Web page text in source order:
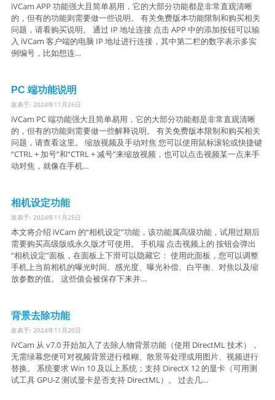
iVCam APP 功能强大且简单易用，它的大部分功能都是非常直观清晰
的，但有的功能则需要做一些说明。 有关免费版本功能限制和购买相关
问题，请看购买说明。 通过 IP 地址连接 点击 APP 中的添加按钮可以输
入 iVCam 客户端的电脑 IP 地址进行连接，其中第二栏的数字表示多实
例编号，比如想连…
PC 端功能说明
发表于: 2024年11月26日
iVCam PC 端功能强大且简单易用，它的大部分功能都是非常直观清晰
的，但有的功能则需要做一些解释说明。 有关免费版本限制和购买相关
问题，请查看这里。 缩放视频及手动对焦 您可以使用鼠标滚轮或快捷键
“CTRL + 加号”和“CTRL + 减号”来缩放视频，也可以点击视频某一点来手
动对焦，就像在手机…
相机设定功能
发表于: 2024年11月25日
本文将介绍 iVCam 的“相机设定”功能，该功能属高级功能，试用过期后
需要购买高级版或永久版才可使用。 手机端 点击视频上的 按钮会弹出
“相机设定”面板，在面板上下滑可以隐藏它： 使用此面板，您可以调整
手机上当前相机的曝光时间、感光度、曝光补偿、白平衡、对焦以及缩
放参数的值。 这些值会被保存下来并…
背景去除功能
发表于: 2024年11月20日
iVCam 从 v7.0 开始加入了去除人物背景功能（使用 DirectML 技术），
无需绿幕您便可对视频背景进行模糊、散景等处理或用图片、视频进行
替换。 系统要求 Win 10 及以上系统；支持 DirectX 12 的显卡（可用测
试工具 GPU-Z 测试显卡是否支持 DirectML）。 过去几…